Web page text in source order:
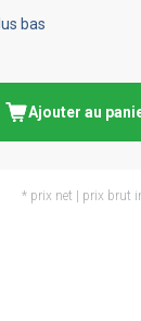
bas
Ajouter au
* prix net | prix brut